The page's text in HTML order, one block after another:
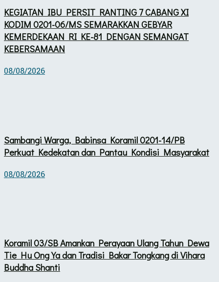
KEGIATAN IBU PERSIT RANTING 7 CABANG XI
KODIM 0201-06/MS SEMARAKKAN GEBYAR
KEMERDEKAAN RI KE-81 DENGAN SEMANGAT
KEBERSAMAAN
08/08/2026
Sambangi Warga, Babinsa Koramil 0201-14/PB
Perkuat Kedekatan dan Pantau Kondisi Masyarakat
08/08/2026
Koramil 03/SB Amankan Perayaan Ulang Tahun Dewa
Tie Hu Ong Ya dan Tradisi Bakar Tongkang di Vihara
Buddha Shanti